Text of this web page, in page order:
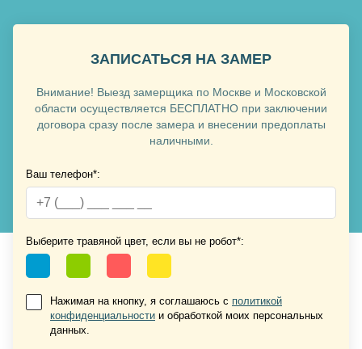
Хочу такую
Хочу такую
Хочу такую
ЗАПИСАТЬСЯ НА ЗАМЕР
Внимание! Выезд замерщика по Москве и Московской
области осуществляется БЕСПЛАТНО при заключении
договора сразу после замера и внесении предоплаты
наличными.
Ваш телефон*:
Выберите травяной цвет, если вы не робот*:
Нажимая на кнопку, я соглашаюсь с политикой
конфиденциальности и обработкой моих персональных
данных.